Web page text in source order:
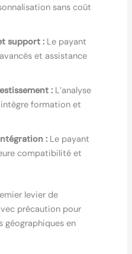
sans coût
support :Le payant
et assistance
:L’analyse
formation et
:Le payant
compatibilité et
levier de
précaution pour
géographiques en